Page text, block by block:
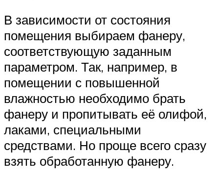
В зависимости от состояния
помещения выбираем фанеру,
соответствующую заданным
параметром. Так, например, в
помещении с повышенной
влажностью необходимо брать
фанеру и пропитывать её олифой,
лаками, специальными
средствами. Но проще всего сразу
взять обработанную фанеру.